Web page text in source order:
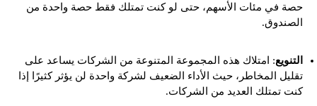
حصة في مئات الأسهم، حتى لو كنت تمتلك فقط حصة واحدة من
الصندوق.
التنويع: امتلاك هذه المجموعة المتنوعة من الشركات يساعد على
تقليل المخاطر، حيث الأداء الضعيف لشركة واحدة لن يؤثر كثيرًا إذا
كنت تمتلك العديد من الشركات.